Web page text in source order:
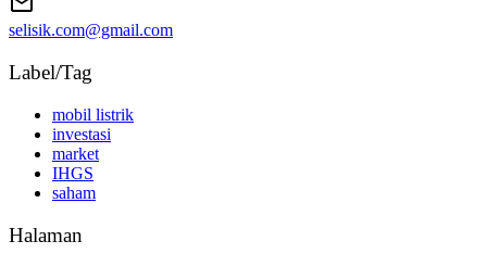
selisik.com@gmail.com
Label/Tag
mobil listrik
investasi
market
IHGS
saham
Halaman